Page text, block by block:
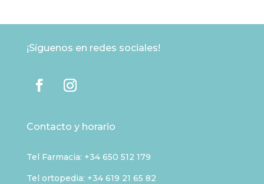
¡Síguenos en redes sociales!
Contacto y horario
Tel Farmacia: +34 650 512 179
Tel ortopedia: +34 619 21 65 82